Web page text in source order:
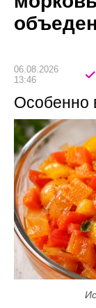
06.08.2026
13:46
Особенно